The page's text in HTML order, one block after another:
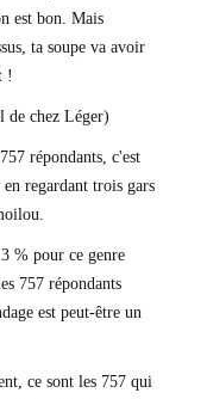
est bon. Mais
ta soupe va avoir
!
de chez Léger)
répondants, c'est
regardant trois gars
% pour ce genre
757 répondants
est peut-être un
ce sont les 757 qui